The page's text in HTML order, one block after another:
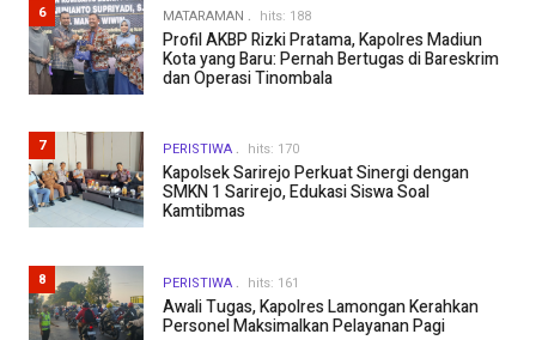
6 MATARAMAN hits: 188
Profil AKBP Rizki Pratama, Kapolres Madiun
Kota yang Baru: Pernah Bertugas di Bareskrim
dan Operasi Tinombala
7 PERISTIWA hits: 170
Kapolsek Sarirejo Perkuat Sinergi dengan
SMKN 1 Sarirejo, Edukasi Siswa Soal
Kamtibmas
8 PERISTIWA hits: 161
Awali Tugas, Kapolres Lamongan Kerahkan
Personel Maksimalkan Pelayanan Pagi